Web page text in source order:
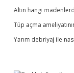
Altın hangi
Tüp açma
Yarım debriyaj ile